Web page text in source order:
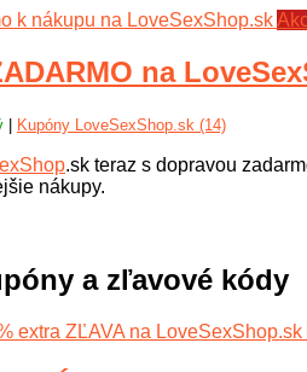
na
Kupóny LoveSexShop.sk (14)
.sk teraz s dopravou
nákupy.
a zľavové kódy